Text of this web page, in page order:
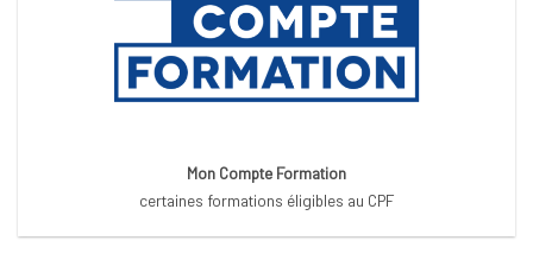
Mon Compte Formation
certaines formations éligibles au CPF